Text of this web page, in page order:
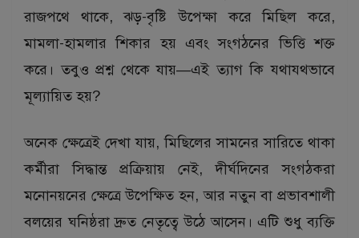
রাজপথে থাকে, ঝড়-বৃষ্টি উপেক্ষা করে মিছিল করে,
মামলা-হামলার শিকার হয় এবং সংগঠনের ভিত্তি শক্ত
করে। তবুও প্রশ্ন থেকে যায়—এই ত্যাগ কি যথাযথভাবে
মূল্যায়িত হয়?
অনেক ক্ষেত্রেই দেখা যায়, মিছিলের সামনের সারিতে থাকা
কর্মীরা সিদ্ধান্ত প্রক্রিয়ায় নেই, দীর্ঘদিনের সংগঠকরা
মনোনয়নের ক্ষেত্রে উপেক্ষিত হন, আর নতুন বা প্রভাবশালী
বলয়ের ঘনিষ্ঠরা দ্রুত নেতৃত্বে উঠে আসেন। এটি শুধু ব্যক্তি